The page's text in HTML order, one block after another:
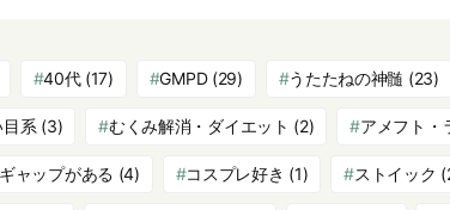
40代(17) GMPD(29) うたたねの神髄 (23)
目系 (3) むくみ解消・ダイエット (2) アメフト・
ギャップがある (4) コスプレ好き (1) ストイック